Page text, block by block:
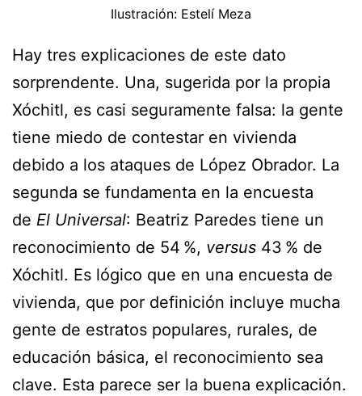
Ilustración: Estelí Meza
Hay tres explicaciones de este dato
sorprendente. Una, sugerida por la propia
Xóchitl, es casi seguramente falsa: la gente
tiene miedo de contestar en vivienda
debido a los ataques de López Obrador. La
segunda se fundamenta en la encuesta
de El Universal: Beatriz Paredes tiene un
reconocimiento de 54 %, versus 43 % de
Xóchitl. Es lógico que en una encuesta de
vivienda, que por definición incluye mucha
gente de estratos populares, rurales, de
educación básica, el reconocimiento sea
clave. Esta parece ser la buena explicación.